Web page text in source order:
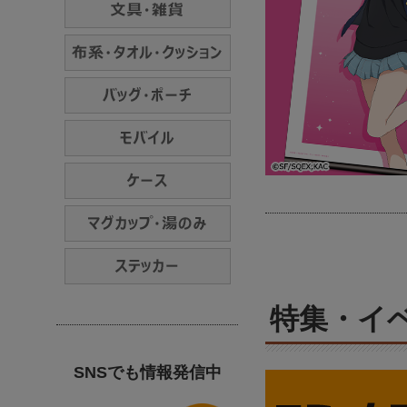
特集・イ
SNSでも情報発信中